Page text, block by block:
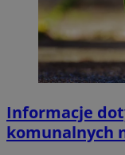
Informacje
komunalnych